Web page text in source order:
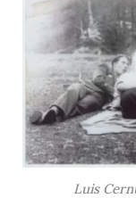
Luis